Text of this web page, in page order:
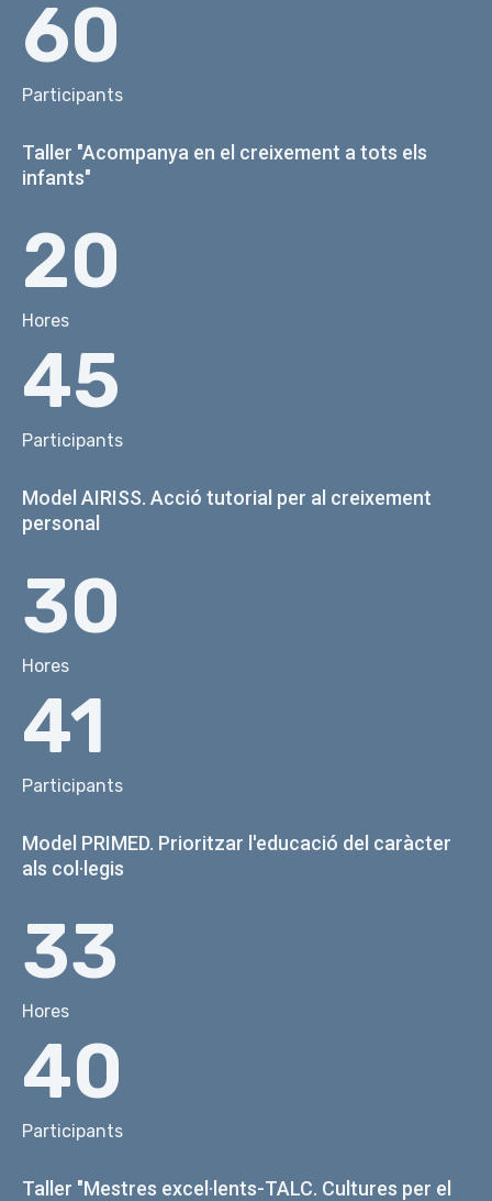
Participants
60
Taller "Acompanya en el creixement a tots els
infants"
Hores
20
Participants
45
Model AIRISS. Acció tutorial per al creixement
personal
Hores
30
Participants
41
Model PRIMED. Prioritzar l'educació del caràcter
als col·legis
Hores
33
Participants
40
Taller "Mestres excel·lents-TALC. Cultures per el